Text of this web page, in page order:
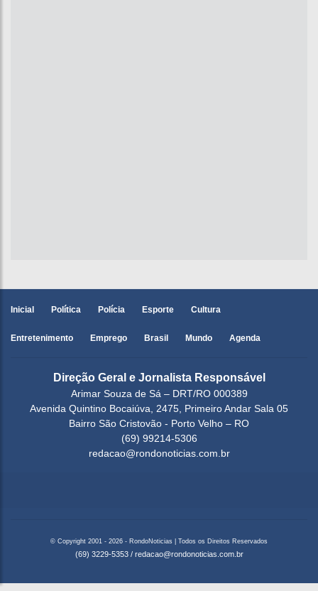
Inicial Política Polícia Esporte Cultura
Entretenimento Emprego Brasil Mundo Agenda
Direção Geral e Jornalista Responsável
Arimar Souza de Sá – DRT/RO 000389
Avenida Quintino Bocaiúva, 2475, Primeiro Andar Sala 05
Bairro São Cristovão - Porto Velho – RO
(69) 99214-5306
redacao@rondonoticias.com.br
© Copyright 2001 - 2026 - RondoNoticias | Todos os Direitos Reservados
(69) 3229-5353 / redacao@rondonoticias.com.br